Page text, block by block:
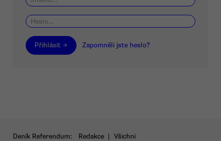
Přihlásit → Zapomněli jste heslo?
Deník Referendum: Redakce | Všichni